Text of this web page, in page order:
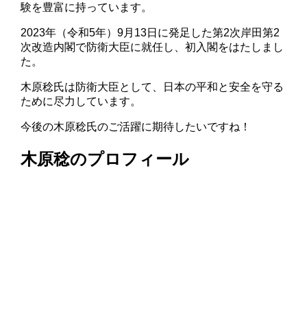
験を豊富に持っています。
2023年（令和5年）9月13日に発足した第2次岸田第2
次改造内閣で防衛大臣に就任し、初入閣をはたしまし
た。
木原稔氏は防衛大臣として、日本の平和と安全を守る
ために尽力しています。
今後の木原稔氏のご活躍に期待したいですね！
木原稔のプロフィール